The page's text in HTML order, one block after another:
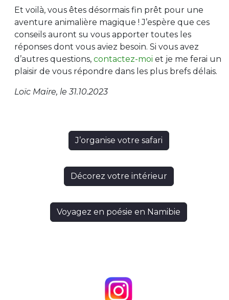
Et voilà, vous êtes désormais fin prêt pour une
aventure animalière magique ! J’espère que ces
conseils auront su vous apporter toutes les
réponses dont vous aviez besoin. Si vous avez
d’autres questions, contactez-moi et je me ferai un
plaisir de vous répondre dans les plus brefs délais.
Loïc Maire, le 31.10.2023
J’organise votre safari
Décorez votre intérieur
Voyagez en poésie en Namibie